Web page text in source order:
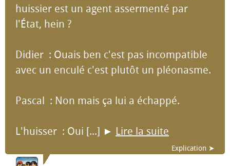
huissier est un agent assermenté par
l'État, hein ?
Didier : Ouais ben c'est pas incompatible
avec un enculé c'est plutôt un pléonasme.
Pascal : Non mais ça lui a échappé.
L'huisser : Oui [...] ► Lire la suite
Explication ➤